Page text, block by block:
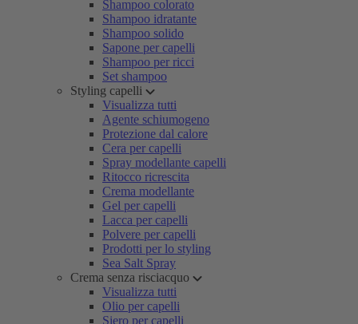
Shampoo colorato
Shampoo idratante
Shampoo solido
Sapone per capelli
Shampoo per ricci
Set shampoo
Styling capelli
Visualizza tutti
Agente schiumogeno
Protezione dal calore
Cera per capelli
Spray modellante capelli
Ritocco ricrescita
Crema modellante
Gel per capelli
Lacca per capelli
Polvere per capelli
Prodotti per lo styling
Sea Salt Spray
Crema senza risciacquo
Visualizza tutti
Olio per capelli
Siero per capelli